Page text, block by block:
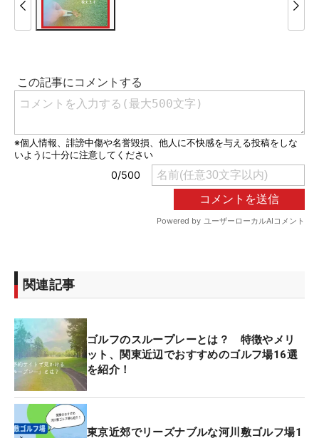
関連記事
ゴルフのスループレーとは？ 特徴やメリ
ット、関東近辺でおすすめのゴルフ場16選
を紹介！
東京近郊でリーズナブルな河川敷ゴルフ場1